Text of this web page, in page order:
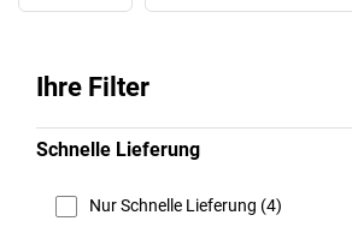
Ihre Filter
Schnelle Lieferung
Nur Schnelle Lieferung (4)